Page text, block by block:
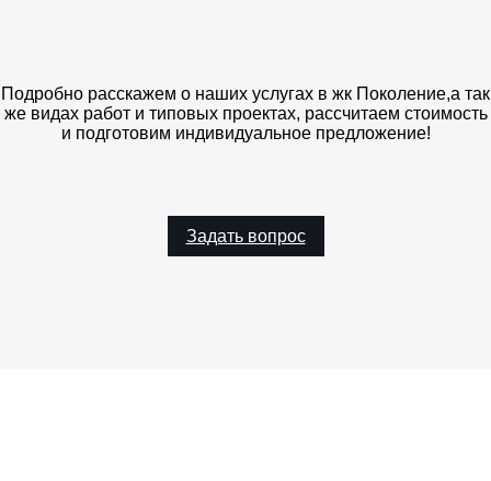
Подробно расскажем о наших услугах в жк Поколение,а так
же видах работ и типовых проектах, рассчитаем стоимость
и подготовим индивидуальное предложение!
Задать вопрос